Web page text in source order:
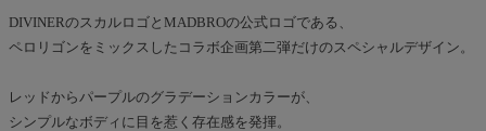
DIVINERのスカルロゴとMADBROの公式ロゴである、
ペロリゴンをミックスしたコラボ企画第二弾だけのスペシャルデザイン。
レッドからパープルのグラデーションカラーが、
シンプルなボディに目を惹く存在感を発揮。